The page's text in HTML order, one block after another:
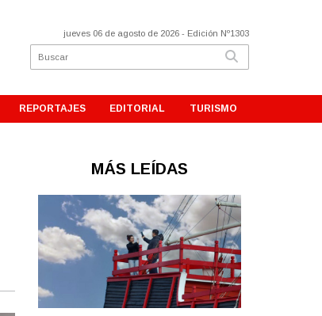
jueves 06 de agosto de 2026 - Edición Nº1303
REPORTAJES EDITORIAL TURISMO
MÁS LEÍDAS